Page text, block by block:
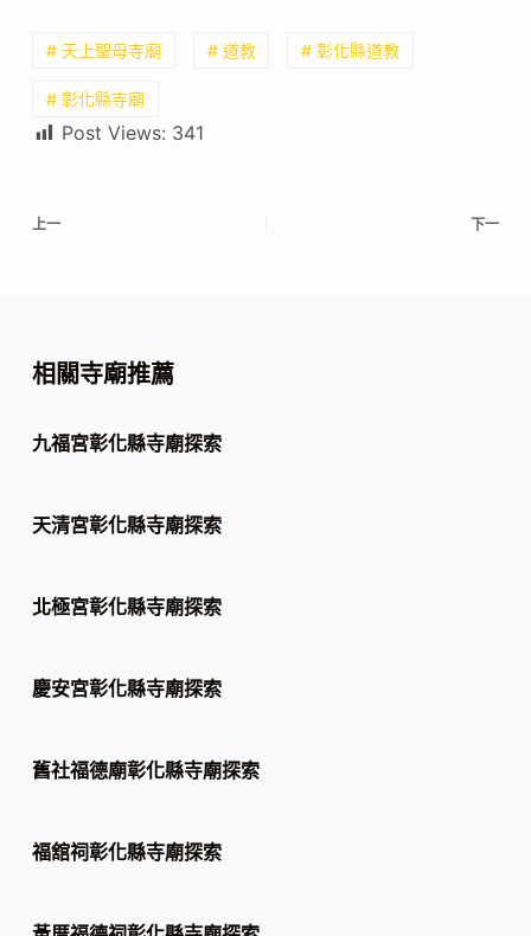
# 天上聖母寺廟 # 道教 # 彰化縣道教
# 彰化縣寺廟
Post Views: 341
上一 下一
相關寺廟推薦
九福宮彰化縣寺廟探索
天清宮彰化縣寺廟探索
北極宮彰化縣寺廟探索
慶安宮彰化縣寺廟探索
舊社福德廟彰化縣寺廟探索
福舘祠彰化縣寺廟探索